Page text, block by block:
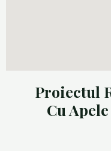
Proiectul
Cu